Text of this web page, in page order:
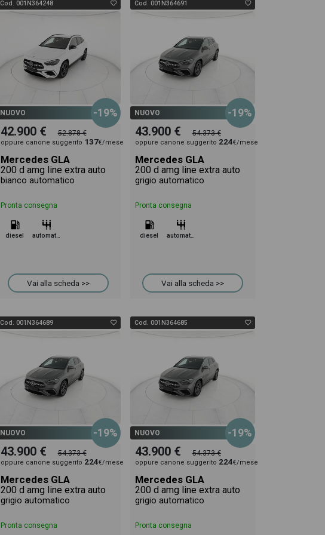
Cod. 001N364248
NUOVO -19%
42.900 € 52.878 €
oppure canone suggerito 137€/mese
Mercedes GLA
200 d amg line extra auto
bianco automatico
Pronta consegna
diesel automatico
Vai alla scheda >>
Cod. 001N364691
NUOVO -19%
43.900 € 54.373 €
oppure canone suggerito 224€/mese
Mercedes GLA
200 d amg line extra auto
grigio automatico
Pronta consegna
diesel automatico
Vai alla scheda >>
Cod. 001N364689
NUOVO -19%
43.900 € 54.373 €
oppure canone suggerito 224€/mese
Mercedes GLA
200 d amg line extra auto
grigio automatico
Pronta consegna
Cod. 001N364685
NUOVO -19%
43.900 € 54.373 €
oppure canone suggerito 224€/mese
Mercedes GLA
200 d amg line extra auto
grigio automatico
Pronta consegna